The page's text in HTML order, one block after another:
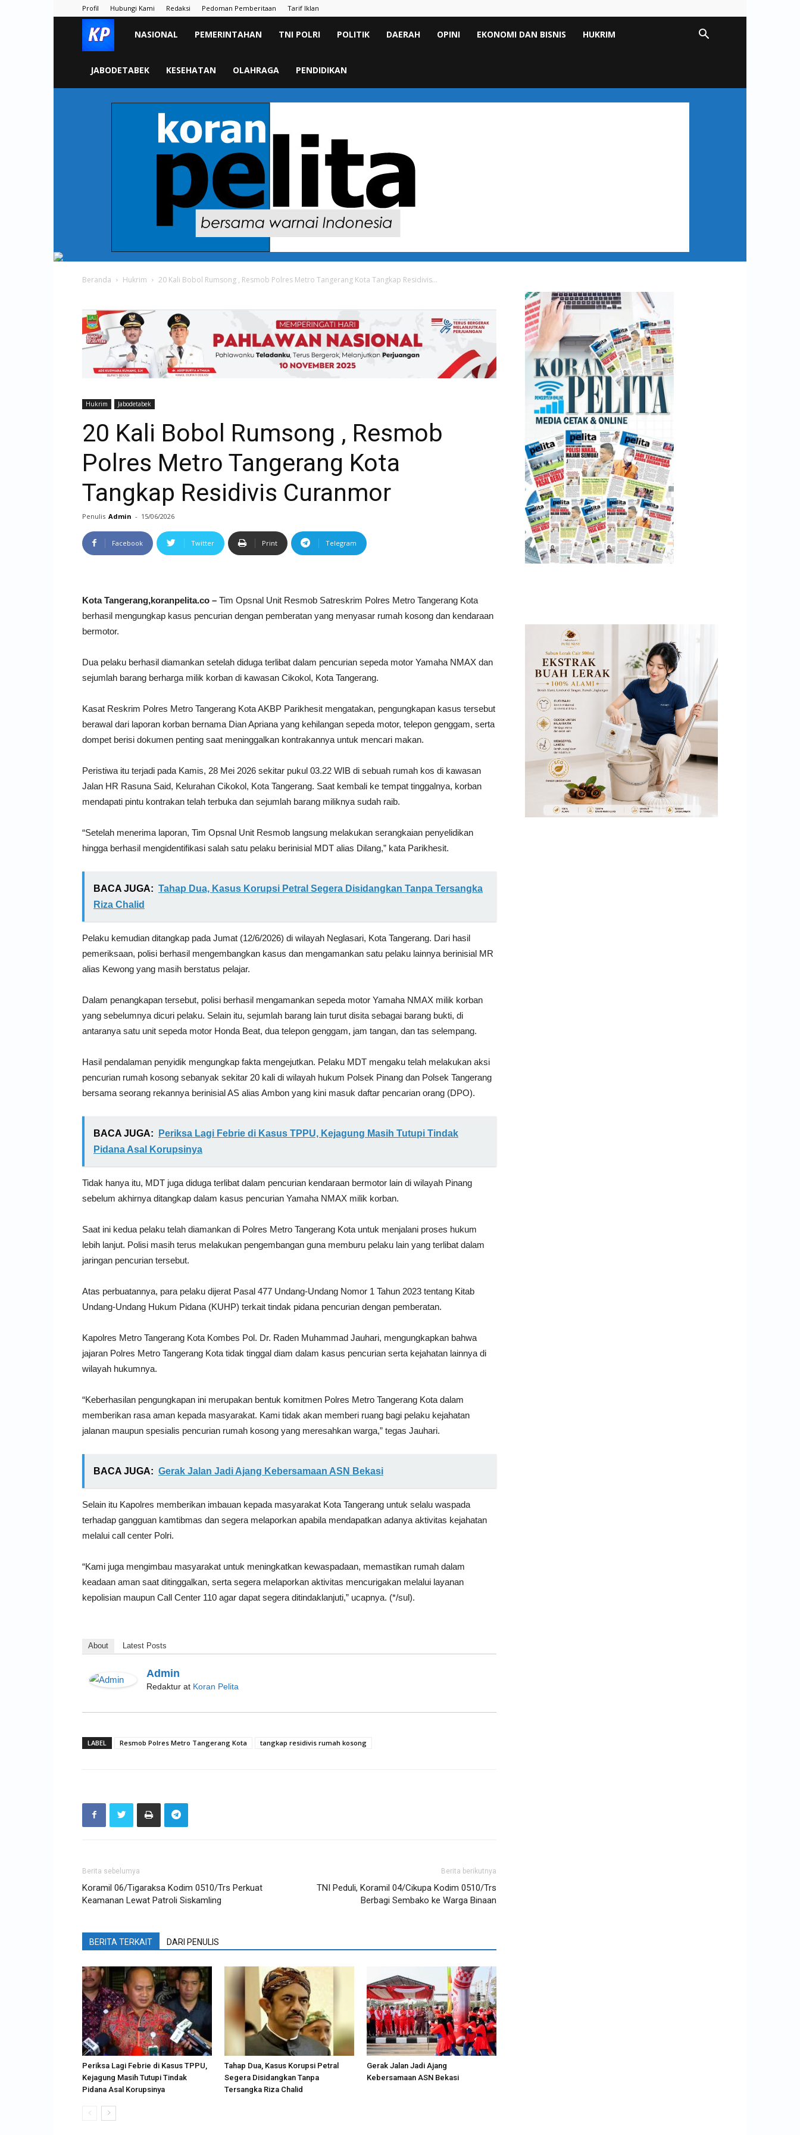
Profil Hubungi Kami Redaksi Pedoman Pemberitaan Tarif Iklan
KORAN
PELITA
NASIONAL PEMERINTAHAN TNI POLRI POLITIK DAERAH OPINI EKONOMI DAN BISNIS HUKRIM
JABODETABEK KESEHATAN OLAHRAGA PENDIDIKAN
Beranda Hukrim 20 Kali Bobol Rumsong , Resmob Polres Metro Tangerang Kota Tangkap Residivis...
Hukrim Jabodetabek
20 Kali Bobol Rumsong , Resmob
Polres Metro Tangerang Kota
Tangkap Residivis Curanmor
Penulis Admin - 15/06/2026
Facebook Twitter Print Telegram
Kota Tangerang,koranpelita.co – Tim Opsnal Unit Resmob Satreskrim Polres Metro Tangerang Kota
berhasil mengungkap kasus pencurian dengan pemberatan yang menyasar rumah kosong dan kendaraan
bermotor.
Dua pelaku berhasil diamankan setelah diduga terlibat dalam pencurian sepeda motor Yamaha NMAX dan
sejumlah barang berharga milik korban di kawasan Cikokol, Kota Tangerang.
Kasat Reskrim Polres Metro Tangerang Kota AKBP Parikhesit mengatakan, pengungkapan kasus tersebut
berawal dari laporan korban bernama Dian Apriana yang kehilangan sepeda motor, telepon genggam, serta
dompet berisi dokumen penting saat meninggalkan kontrakannya untuk mencari makan.
Peristiwa itu terjadi pada Kamis, 28 Mei 2026 sekitar pukul 03.22 WIB di sebuah rumah kos di kawasan
Jalan HR Rasuna Said, Kelurahan Cikokol, Kota Tangerang. Saat kembali ke tempat tinggalnya, korban
mendapati pintu kontrakan telah terbuka dan sejumlah barang miliknya sudah raib.
“Setelah menerima laporan, Tim Opsnal Unit Resmob langsung melakukan serangkaian penyelidikan
hingga berhasil mengidentifikasi salah satu pelaku berinisial MDT alias Dilang,” kata Parikhesit.
BACA JUGA: Tahap Dua, Kasus Korupsi Petral Segera Disidangkan Tanpa Tersangka
Riza Chalid
Pelaku kemudian ditangkap pada Jumat (12/6/2026) di wilayah Neglasari, Kota Tangerang. Dari hasil
pemeriksaan, polisi berhasil mengembangkan kasus dan mengamankan satu pelaku lainnya berinisial MR
alias Kewong yang masih berstatus pelajar.
Dalam penangkapan tersebut, polisi berhasil mengamankan sepeda motor Yamaha NMAX milik korban
yang sebelumnya dicuri pelaku. Selain itu, sejumlah barang lain turut disita sebagai barang bukti, di
antaranya satu unit sepeda motor Honda Beat, dua telepon genggam, jam tangan, dan tas selempang.
Hasil pendalaman penyidik mengungkap fakta mengejutkan. Pelaku MDT mengaku telah melakukan aksi
pencurian rumah kosong sebanyak sekitar 20 kali di wilayah hukum Polsek Pinang dan Polsek Tangerang
bersama seorang rekannya berinisial AS alias Ambon yang kini masuk daftar pencarian orang (DPO).
BACA JUGA:
Periksa Lagi Febrie di Kasus TPPU, Kejagung Masih Tutupi Tindak
Pidana Asal Korupsinya
Tidak hanya itu, MDT juga diduga terlibat dalam pencurian kendaraan bermotor lain di wilayah Pinang
sebelum akhirnya ditangkap dalam kasus pencurian Yamaha NMAX milik korban.
Saat ini kedua pelaku telah diamankan di Polres Metro Tangerang Kota untuk menjalani proses hukum
lebih lanjut. Polisi masih terus melakukan pengembangan guna memburu pelaku lain yang terlibat dalam
jaringan pencurian tersebut.
Atas perbuatannya, para pelaku dijerat Pasal 477 Undang-Undang Nomor 1 Tahun 2023 tentang Kitab
Undang-Undang Hukum Pidana (KUHP) terkait tindak pidana pencurian dengan pemberatan.
Kapolres Metro Tangerang Kota Kombes Pol. Dr. Raden Muhammad Jauhari, mengungkapkan bahwa
jajaran Polres Metro Tangerang Kota tidak tinggal diam dalam kasus pencurian serta kejahatan lainnya di
wilayah hukumnya.
“Keberhasilan pengungkapan ini merupakan bentuk komitmen Polres Metro Tangerang Kota dalam
memberikan rasa aman kepada masyarakat. Kami tidak akan memberi ruang bagi pelaku kejahatan
jalanan maupun spesialis pencurian rumah kosong yang meresahkan warga,” tegas Jauhari.
BACA JUGA: Gerak Jalan Jadi Ajang Kebersamaan ASN Bekasi
Selain itu Kapolres memberikan imbauan kepada masyarakat Kota Tangerang untuk selalu waspada
terhadap gangguan kamtibmas dan segera melaporkan apabila mendapatkan adanya aktivitas kejahatan
melalui call center Polri.
“Kami juga mengimbau masyarakat untuk meningkatkan kewaspadaan, memastikan rumah dalam
keadaan aman saat ditinggalkan, serta segera melaporkan aktivitas mencurigakan melalui layanan
kepolisian maupun Call Center 110 agar dapat segera ditindaklanjuti,” ucapnya. (*/sul).
About Latest Posts
Admin
Redaktur at Koran Pelita
LABEL Resmob Polres Metro Tangerang Kota tangkap residivis rumah kosong
Berita sebelumya
Koramil 06/Tigaraksa Kodim 0510/Trs Perkuat
Keamanan Lewat Patroli Siskamling
Berita berikutnya
TNI Peduli, Koramil 04/Cikupa Kodim 0510/Trs
Berbagi Sembako ke Warga Binaan
BERITA TERKAIT DARI PENULIS
Periksa Lagi Febrie di Kasus TPPU,
Kejagung Masih Tutupi Tindak
Pidana Asal Korupsinya
Tahap Dua, Kasus Korupsi Petral
Segera Disidangkan Tanpa
Tersangka Riza Chalid
Gerak Jalan Jadi Ajang
Kebersamaan ASN Bekasi